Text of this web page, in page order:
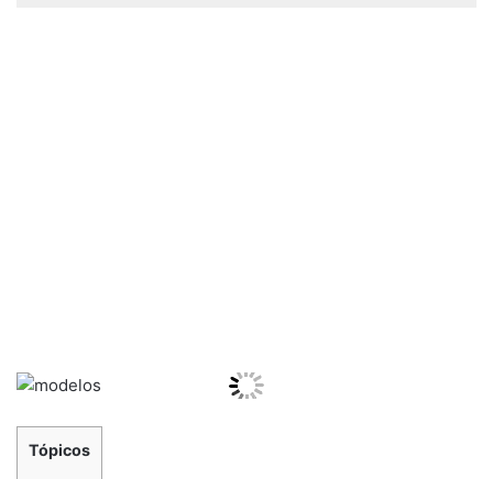
Tópicos